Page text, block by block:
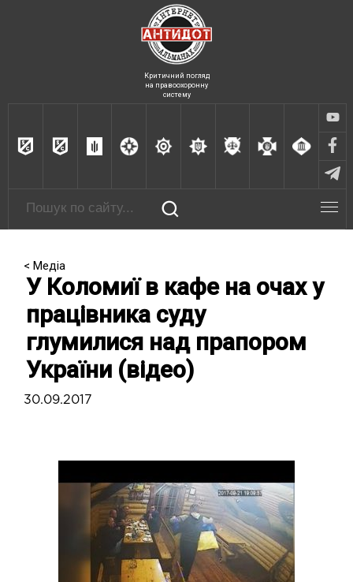
Критичний погляд
на правоохоронну
систему
< Медіа
У Коломиї в кафе на очах у
працівника суду
глумилися над прапором
України (відео)
30.09.2017